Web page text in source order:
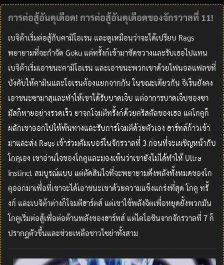
การต่อสู้อันดุเดือด! การต่อสู้อันดุเดือดของจักรวาลที่ 11!
เบจิต้าเริ่มต่อสู้กับคามิโอเรน และดูเหมือนว่าจะได้เปรียบ Rags
พยายามที่จะกำจัด Goku แต่ทรั้งก์เข้ามาขัดขวางและรับเธอไปแทน
เบจิต้าเริ่มเอาชนะคามิโอเรน และเอาชนะพวกเขาด้วยไฟนอลแฟลชที่
บังคับให้คามินและโอเรนต้องแยกจากกัน ในขณะเดียวกัน จิเร็นยังคง
เอาชนะซามาสุและทำให้เขาได้รับบาดเจ็บ แต่อาการบาดเจ็บของซา
มัสก็หายอย่างรวดเร็ว ยาจกโจมตีทรั้งก์ด้วยคริสตัลของเธอ แต่โกคูก็
ผลักเขาออกไปให้พ้นทางและรับการโจมตีด้วยตัวเอง ฮาร์ทส์ก้าวเข้า
มาและส่ง Rags เข้าร่วมคัมเบอร์ในจักรวาลที่ 3 ก่อนที่จะเผชิญหน้ากับ
โกคุเอง เขาอ่านใจของโกคูและมองเห็นว่าเขายังไม่ได้ทำให้ Ultra
Instinct สมบูรณ์แบบ แต่ตัดสินใจที่จะพยายามดึงพลังทั้งหมดของโก
คุออกมาเพื่อที่เขาจะได้เอาชนะเขาด้วยความแข็งแกร่งที่สุด โกคู ทรั้
งก์ และเบจิต้าต่างก็โจมตีฮาร์ตส์ แต่เขาใช้พลังจิตเพื่อหยุดยั้งพวกมัน
โกคูเริ่มต่อสู้เพื่อต่อต้านพลังของฮาร์ทส์ แต่ไคโอชินจากจักรวาลที่ 7 ก็
ปรากฏตัวขึ้นและช่วยเหลือชาวไซย่าทั้งสาม